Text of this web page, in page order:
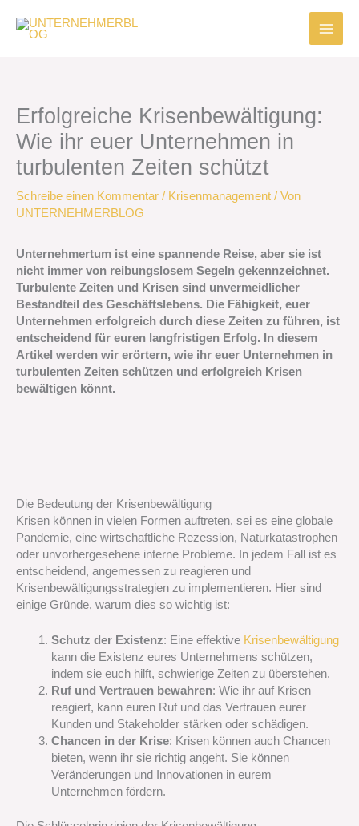
Inhalt
springen
Erfolgreiche Krisenbewältigung:
Wie ihr euer Unternehmen in
turbulenten Zeiten schützt
Schreibe einen Kommentar / Krisenmanagement / Von
UNTERNEHMERBLOG
Unternehmertum ist eine spannende Reise, aber sie ist
nicht immer von reibungslosem Segeln gekennzeichnet.
Turbulente Zeiten und Krisen sind unvermeidlicher
Bestandteil des Geschäftslebens. Die Fähigkeit, euer
Unternehmen erfolgreich durch diese Zeiten zu führen, ist
entscheidend für euren langfristigen Erfolg. In diesem
Artikel werden wir erörtern, wie ihr euer Unternehmen in
turbulenten Zeiten schützen und erfolgreich Krisen
bewältigen könnt.
Die Bedeutung der Krisenbewältigung
Krisen können in vielen Formen auftreten, sei es eine globale
Pandemie, eine wirtschaftliche Rezession, Naturkatastrophen
oder unvorhergesehene interne Probleme. In jedem Fall ist es
entscheidend, angemessen zu reagieren und
Krisenbewältigungsstrategien zu implementieren. Hier sind
einige Gründe, warum dies so wichtig ist:
Schutz der Existenz: Eine effektive Krisenbewältigung
kann die Existenz eures Unternehmens schützen,
indem sie euch hilft, schwierige Zeiten zu überstehen.
Ruf und Vertrauen bewahren: Wie ihr auf Krisen
reagiert, kann euren Ruf und das Vertrauen eurer
Kunden und Stakeholder stärken oder schädigen.
Chancen in der Krise: Krisen können auch Chancen
bieten, wenn ihr sie richtig angeht. Sie können
Veränderungen und Innovationen in eurem
Unternehmen fördern.